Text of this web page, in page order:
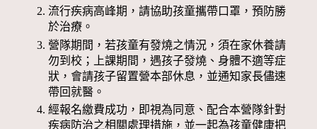
流行疾病高峰期，請協助孩童攜帶口罩，預防勝
於治療。
營隊期間，若孩童有發燒之情況，須在家休養請
勿到校；上課期間，遇孩子發燒、身體不適等症
狀，會請孩子留置營本部休息，並通知家長儘速
帶回就醫。
經報名繳費成功，即視為同意、配合本營隊針對
疾病防治之相關處理措施，並一起為孩童健康把